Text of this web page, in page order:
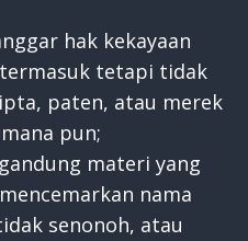
hak kekayaan
tetapi tidak
paten, atau merek
pun;
materi yang
nama
senonoh, atau